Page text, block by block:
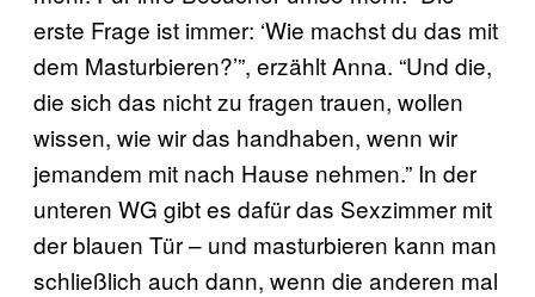
erste Frage ist immer: ‘Wie machst du das mit
dem Masturbieren?’”, erzählt Anna. “Und die,
die sich das nicht zu fragen trauen, wollen
wissen, wie wir das handhaben, wenn wir
jemandem mit nach Hause nehmen.” In der
unteren WG gibt es dafür das Sexzimmer mit
der blauen Tür – und masturbieren kann man
schließlich auch dann, wenn die anderen mal